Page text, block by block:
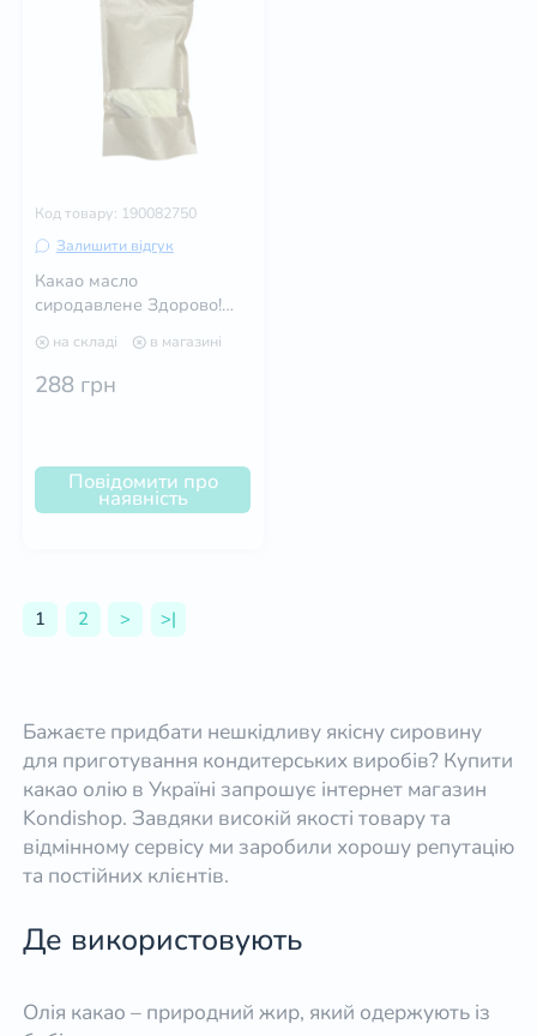
Код товару: 190082750
Залишити відгук
Какао масло
сиродавлене Здорово!
на складі в магазині
288 грн
Повідомити про
наявність
1 2 > >|
Бажаєте придбати нешкідливу якісну сировину
для приготування кондитерських виробів? Купити
какао олію в Україні запрошує інтернет магазин
Kondishop. Завдяки високій якості товару та
відмінному сервісу ми заробили хорошу репутацію
та постійних клієнтів.
Де використовують
Олія какао – природний жир, який одержують із